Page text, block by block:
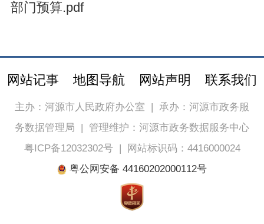
部门预算.pdf
网站记事 地图导航 网站声明 联系我们
主办：河源市人民政府办公室 | 承办：河源市政务服
务数据管理局 | 管理维护：河源市政务数据服务中心
粤ICP备12032302号|
网站标识码：4416000024
粤公网安备 44160202000112号